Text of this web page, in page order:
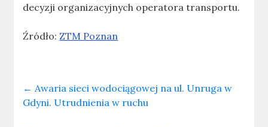
decyzji organizacyjnych operatora transportu.
Źródło:ZTM Poznan
← Awaria sieci wodociągowej na ul. Unruga w
Gdyni. Utrudnienia w ruchu